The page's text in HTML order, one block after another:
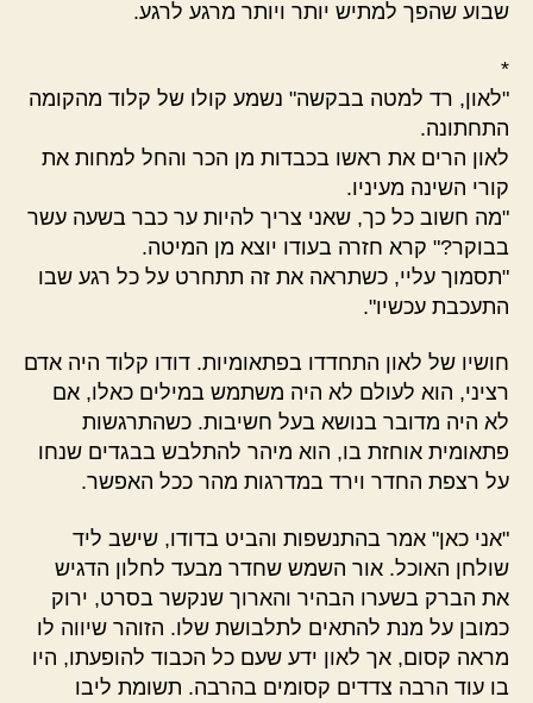
שבוע שהפך למתיש יותר ויותר מרגע לרגע.
*
"לאון, רד למטה בבקשה" נשמע קולו של קלוד מהקומה
התחתונה.
לאון הרים את ראשו בכבדות מן הכר והחל למחות את
קורי השינה מעיניו.
"מה חשוב כל כך, שאני צריך להיות ער כבר בשעה עשר
בבוקר?" קרא חזרה בעודו יוצא מן המיטה.
"תסמוך עליי, כשתראה את זה תתחרט על כל רגע שבו
התעכבת עכשיו".
חושיו של לאון התחדדו בפתאומיות. דודו קלוד היה אדם
רציני, הוא לעולם לא היה משתמש במילים כאלו, אם
לא היה מדובר בנושא בעל חשיבות. כשהתרגשות
פתאומית אוחזת בו, הוא מיהר להתלבש בבגדים שנחו
על רצפת החדר וירד במדרגות מהר ככל האפשר.
"אני כאן" אמר בהתנשפות והביט בדודו, שישב ליד
שולחן האוכל. אור השמש שחדר מבעד לחלון הדגיש
את הברק בשערו הבהיר והארוך שנקשר בסרט, ירוק
כמובן על מנת להתאים לתלבושת שלו. הזוהר שיווה לו
מראה קסום, אך לאון ידע שעם כל הכבוד להופעתו, היו
בו עוד הרבה צדדים קסומים בהרבה. תשומת ליבו